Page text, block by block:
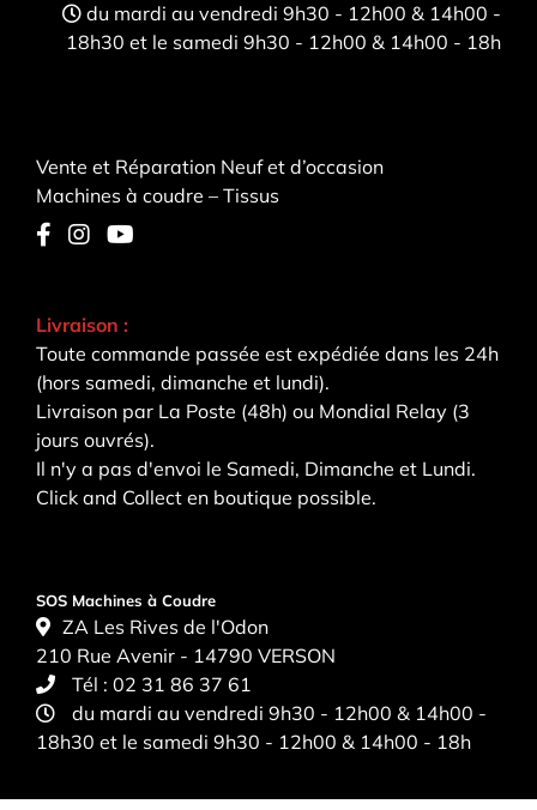
du mardi au vendredi 9h30 - 12h00 & 14h00 -
18h30 et le samedi 9h30 - 12h00 & 14h00 - 18h
Vente et Réparation Neuf et d’occasion
Machines à coudre – Tissus
Livraison :
Toute commande passée est expédiée dans les 24h
(hors samedi, dimanche et lundi).
Livraison par La Poste (48h) ou Mondial Relay (3
jours ouvrés).
Il n'y a pas d'envoi le Samedi, Dimanche et Lundi.
Click and Collect en boutique possible.
SOS Machines à Coudre
ZA Les Rives de l'Odon
210 Rue Avenir - 14790 VERSON
Tél : 02 31 86 37 61
du mardi au vendredi 9h30 - 12h00 & 14h00 -
18h30 et le samedi 9h30 - 12h00 & 14h00 - 18h